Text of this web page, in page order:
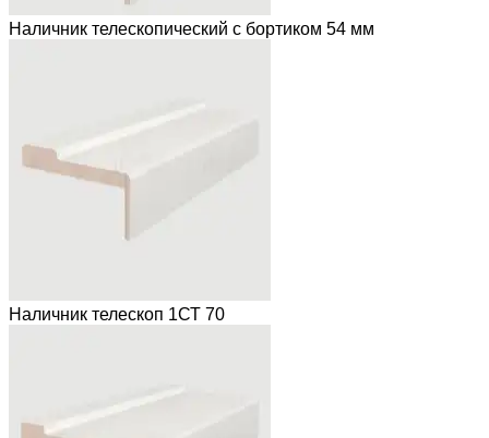
Наличник телескопический с бортиком 54 мм
Наличник телескоп 1СТ 70